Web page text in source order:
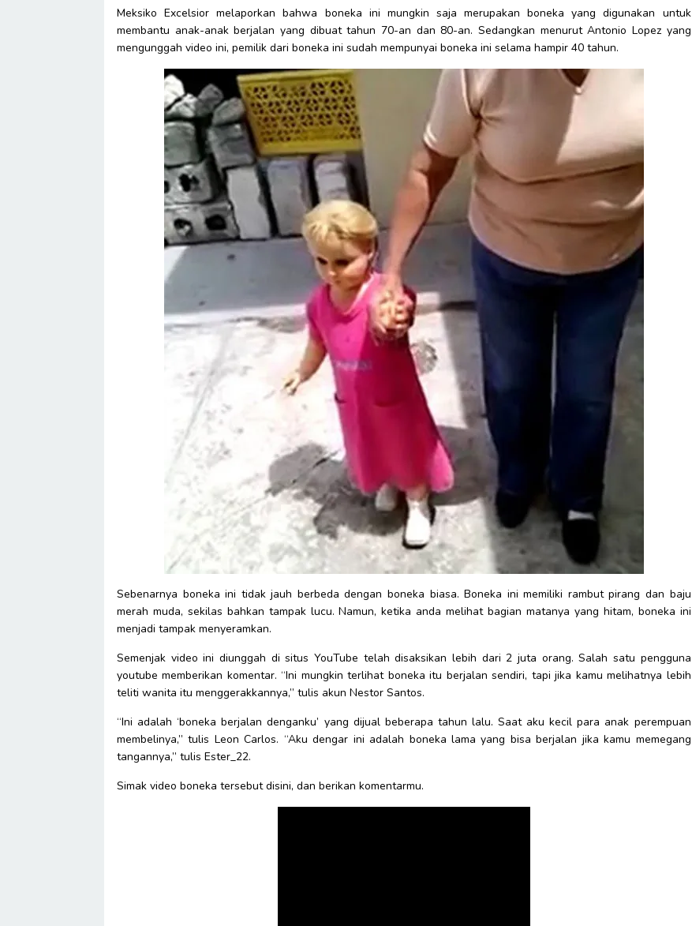
Meksiko Excelsior melaporkan bahwa boneka ini mungkin saja merupakan boneka yang digunakan untuk
membantu anak-anak berjalan yang dibuat tahun 70-an dan 80-an. Sedangkan menurut Antonio Lopez yang
mengunggah video ini, pemilik dari boneka ini sudah mempunyai boneka ini selama hampir 40 tahun.
Sebenarnya boneka ini tidak jauh berbeda dengan boneka biasa. Boneka ini memiliki rambut pirang dan baju
merah muda, sekilas bahkan tampak lucu. Namun, ketika anda melihat bagian matanya yang hitam, boneka ini
menjadi tampak menyeramkan.
Semenjak video ini diunggah di situs YouTube telah disaksikan lebih dari 2 juta orang. Salah satu pengguna
youtube memberikan komentar. “Ini mungkin terlihat boneka itu berjalan sendiri, tapi jika kamu melihatnya lebih
teliti wanita itu menggerakkannya,” tulis akun Nestor Santos.
“Ini adalah ‘boneka berjalan denganku’ yang dijual beberapa tahun lalu. Saat aku kecil para anak perempuan
membelinya,” tulis Leon Carlos. “Aku dengar ini adalah boneka lama yang bisa berjalan jika kamu memegang
tangannya,” tulis Ester_22.
Simak video boneka tersebut disini, dan berikan komentarmu.